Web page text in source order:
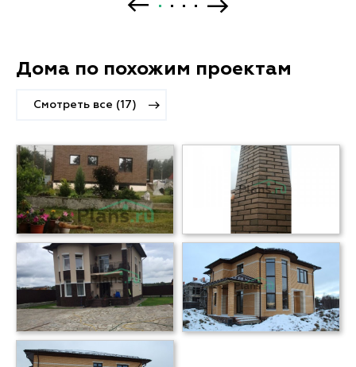
Дома по похожим проектам
Смотреть все (17)